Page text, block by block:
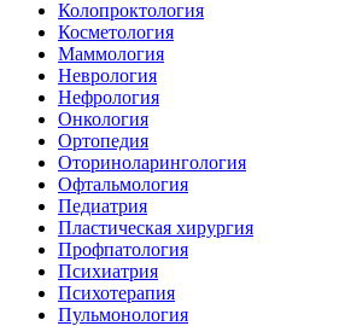
Колопроктология
Косметология
Маммология
Неврология
Нефрология
Онкология
Ортопедия
Оториноларингология
Офтальмология
Педиатрия
Пластическая хирургия
Профпатология
Психиатрия
Психотерапия
Пульмонология